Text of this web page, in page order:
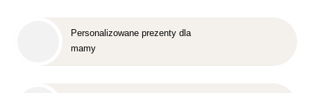
Personalizowane prezenty dla
mamy